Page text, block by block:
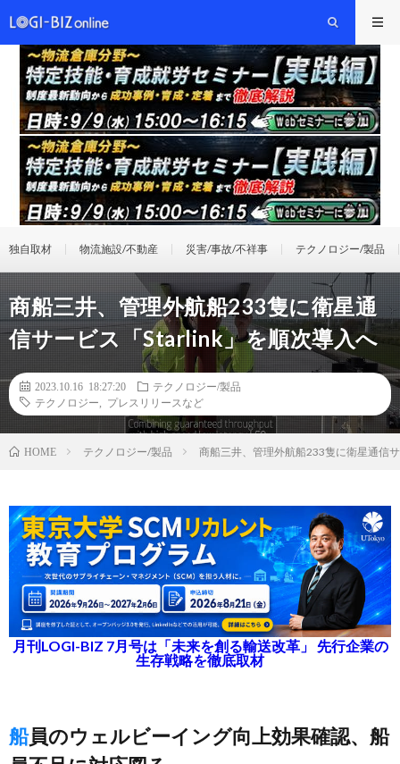
独自取材 物流施設/不動産 災害/事故/不祥事 テクノロジー/製品
商船三井、管理外航船233隻に衛星通
信サービス「Starlink」を順次導入へ
2023.10.16 18:27:20
テクノロジー/製品
テクノロジー
プレスリリースなど
HOME テクノロジー/製品 商船三井、管理外航船233隻に衛星通信
月刊LOGI-BIZ 7月号は「未来を創る輸送改革」 先行企業の
生存戦略を徹底取材
船員のウェルビーイング向上効果確認、船